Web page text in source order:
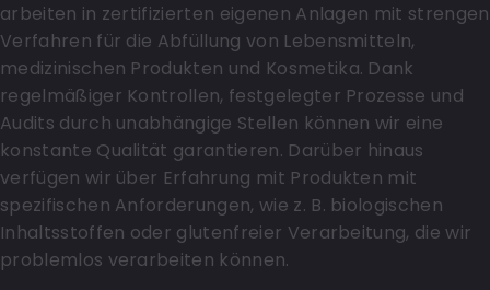
arbeiten in zertifizierten eigenen Anlagen mit strengen
Verfahren für die Abfüllung von Lebensmitteln,
medizinischen Produkten und Kosmetika. Dank
regelmäßiger Kontrollen, festgelegter Prozesse und
Audits durch unabhängige Stellen können wir eine
konstante Qualität garantieren. Darüber hinaus
verfügen wir über Erfahrung mit Produkten mit
spezifischen Anforderungen, wie z. B. biologischen
Inhaltsstoffen oder glutenfreier Verarbeitung, die wir
problemlos verarbeiten können.